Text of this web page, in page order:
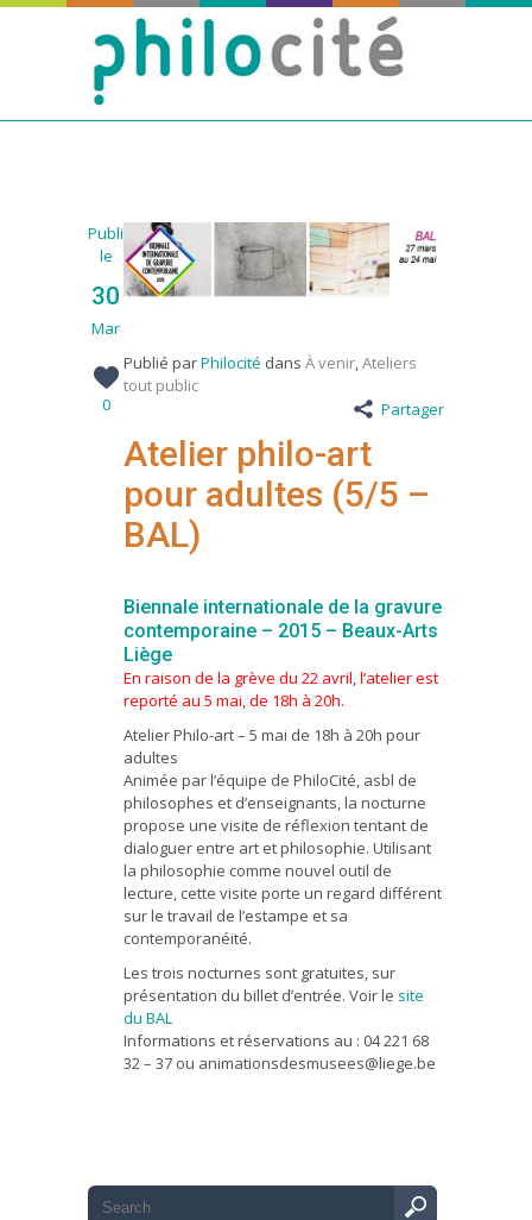
Publié
le
30
Mar
0
Publié parPhilocité dans À venir,Ateliers
tout public
Partager
Atelier philo-art
pour adultes (5/5 –
BAL)
Biennale internationale de la gravure
contemporaine – 2015 – Beaux-Arts
Liège
En raison de la grève du 22 avril, l’atelier est
reporté au 5 mai, de 18h à 20h.
Atelier Philo-art – 5 mai de 18h à 20h pour
adultes
Animée par l’équipe de PhiloCité, asbl de
philosophes et d’enseignants, la nocturne
propose une visite de réflexion tentant de
dialoguer entre art et philosophie. Utilisant
la philosophie comme nouvel outil de
lecture, cette visite porte un regard différent
sur le travail de l’estampe et sa
contemporanéité.
Les trois nocturnes sont gratuites, sur
présentation du billet d’entrée. Voir le site
du BAL
Informations et réservations au : 04 221 68
32 – 37 ou animationsdesmusees@liege.be